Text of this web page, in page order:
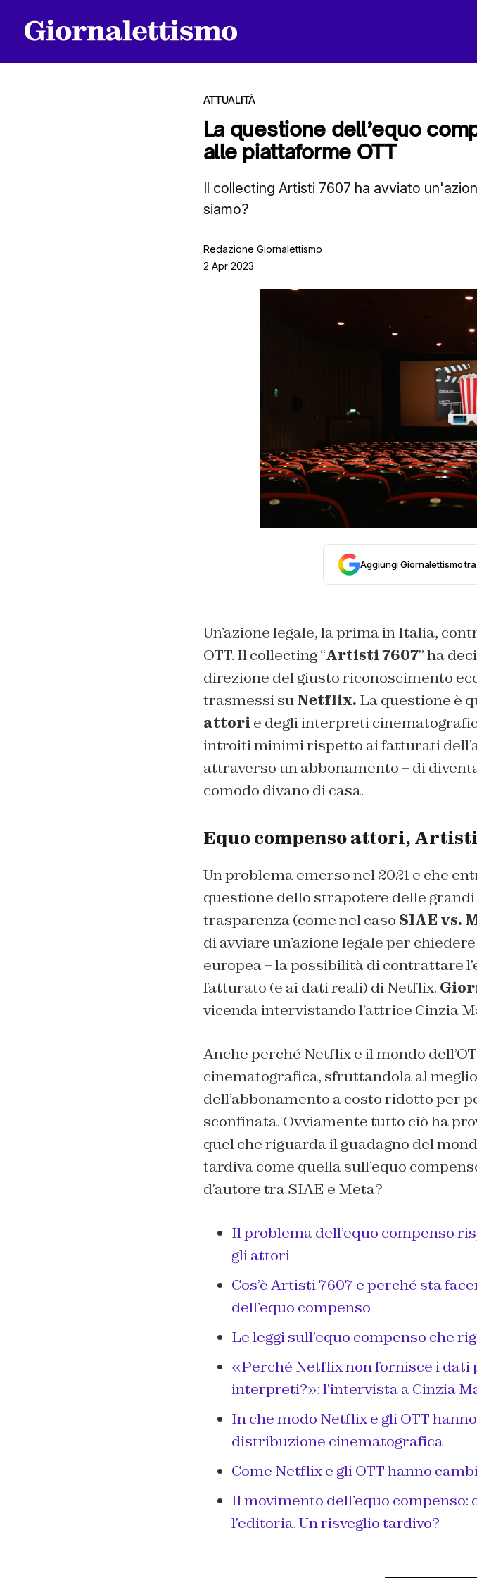
ATTUALITÀ
La questione dell’equo
alle piattaforme OTT
Il collecting Artisti 7607 ha avviato
siamo?
Redazione Giornalettismo
2 Apr 2023
Aggiungi Giornalettismo
Un’azione legale, la prima in Italia,
OTT. Il collecting “Artisti 7607” ha
direzione del giusto riconoscimento
trasmessi suNetflix. La questione è
attori e degli interpreti
introiti minimi rispetto ai fatturati
attraverso un abbonamento – di
comodo divano di casa.
Equo compenso attori,
Un problema emerso nel 2021 e che
questione dello strapotere delle
trasparenza (come nel caso SIAE vs.
di avviare un’azione legale per
europea – la possibilità di contrattare
fatturato (e ai dati reali) di Netflix.
vicenda intervistando l’attrice Cinzia
Anche perché Netflix e il mondo
cinematografica, sfruttandola al
dell’abbonamento a costo ridotto per
sconfinata. Ovviamente tutto ciò ha
quel che riguarda il guadagno del
tardiva come quella sull’equo
d’autore tra SIAE e Meta?
Il problema dell’equo compenso
gli attori
Cos’è Artisti 7607 e perché sta
dell’equo compenso
Le leggi sull’equo compenso che
«Perché Netflix non fornisce i dati
interpreti?»: l’intervista a Cinzia
In che modo Netflix e gli OTT
distribuzione cinematografica
Come Netflix e gli OTT hanno
Il movimento dell’equo
l’editoria. Un risveglio tardivo?